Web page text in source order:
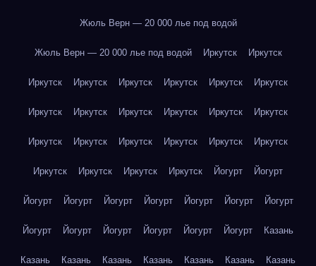
Жюль Верн — 20 000 лье под водой
Жюль Верн — 20 000 лье под водой Иркутск Иркутск
Иркутск Иркутск Иркутск Иркутск Иркутск Иркутск
Иркутск Иркутск Иркутск Иркутск Иркутск Иркутск
Иркутск Иркутск Иркутск Иркутск Иркутск Иркутск
Иркутск Иркутск Иркутск Иркутск Йогурт Йогурт
Йогурт Йогурт Йогурт Йогурт Йогурт Йогурт Йогурт
Йогурт Йогурт Йогурт Йогурт Йогурт Йогурт Казань
Казань Казань Казань Казань Казань Казань Казань